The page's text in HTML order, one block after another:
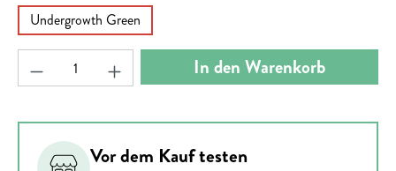
Undergrowth Green
Produkt Anzahl: Gib den gewünschten Wert ein
In den Warenkorb
Vor dem Kauf testen